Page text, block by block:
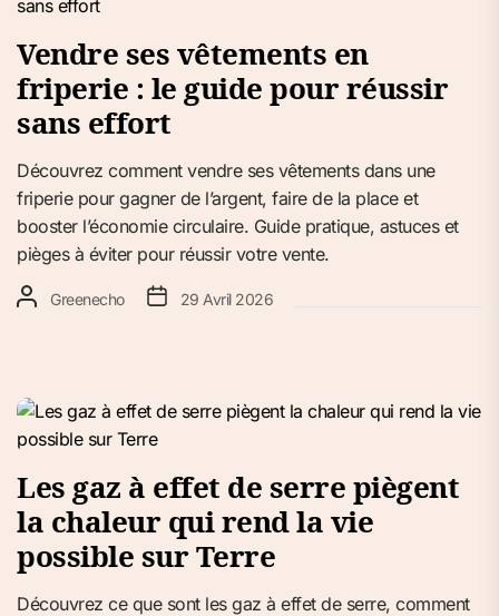
Vendre ses vêtements en
friperie : le guide pour réussir
sans effort
Découvrez comment vendre ses vêtements dans une
friperie pour gagner de l’argent, faire de la place et
booster l’économie circulaire. Guide pratique, astuces et
pièges à éviter pour réussir votre vente.
Greenecho 29 Avril 2026
Les gaz à effet de serre piègent
la chaleur qui rend la vie
possible sur Terre
Découvrez ce que sont les gaz à effet de serre, comment